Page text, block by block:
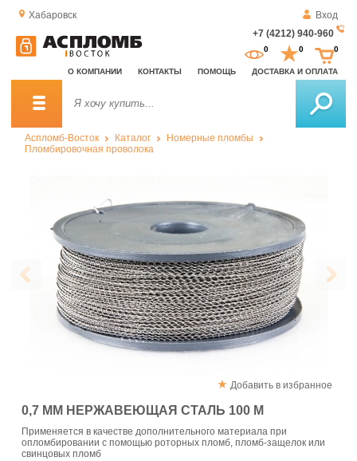
Хабаровск
Вход
+7 (4212) 940-960
О КОМПАНИИ КОНТАКТЫ ПОМОЩЬ ДОСТАВКА И ОПЛАТА
0 0 0
Аспломб-Восток Каталог
Номерные пломбы
Пломбировочная проволока
Добавить в избранное
0,7 ММ НЕРЖАВЕЮЩАЯ СТАЛЬ 100 М
Применяется в качестве дополнительного материала при
опломбировании с помощью роторных пломб, пломб-защелок или
свинцовых пломб